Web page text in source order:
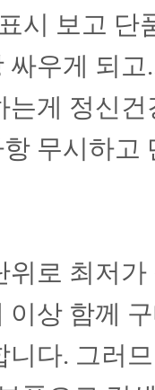
시 보고
우게 되
는게 정신
무시하
위로 최저
이상 함께
다. 그러